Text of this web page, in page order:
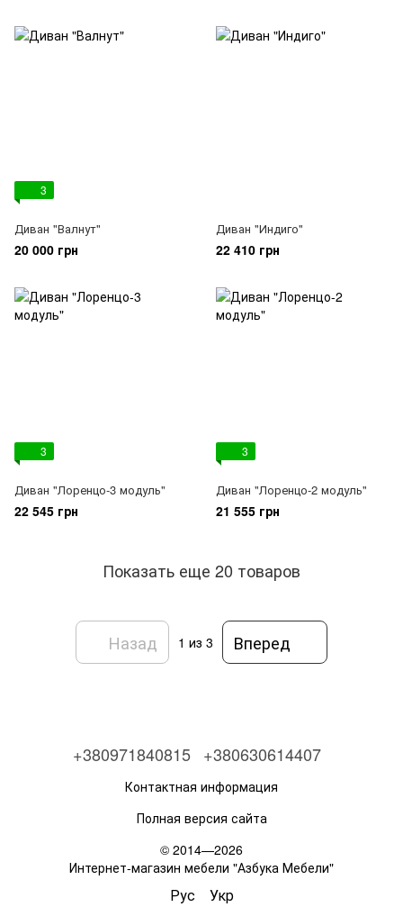
3
Диван "Валнут"
20 000 грн
Диван "Индиго"
22 410 грн
3
Диван "Лоренцо-3 модуль"
22 545 грн
3
Диван "Лоренцо-2 модуль"
21 555 грн
Показать еще 20 товаров
Назад 1 из 3 Вперед
+380971840815 +380630614407
Контактная информация
Полная версия сайта
© 2014—2026
Интернет-магазин мебели "Азбука Мебели"
Рус Укр